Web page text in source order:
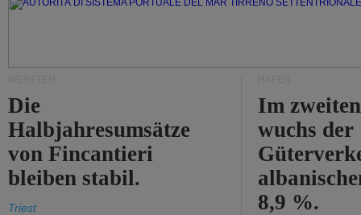
Die
Halbjahresumsätze
von Fincantieri
bleiben stabil.
Triest
Im
wuchs der
8,9 %.